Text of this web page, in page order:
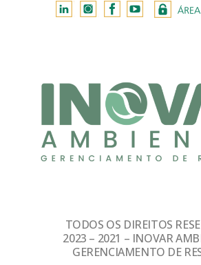
TODOS OS DIREITOS
2023 – 2021 – INOVAR
GERENCIAMENTO DE